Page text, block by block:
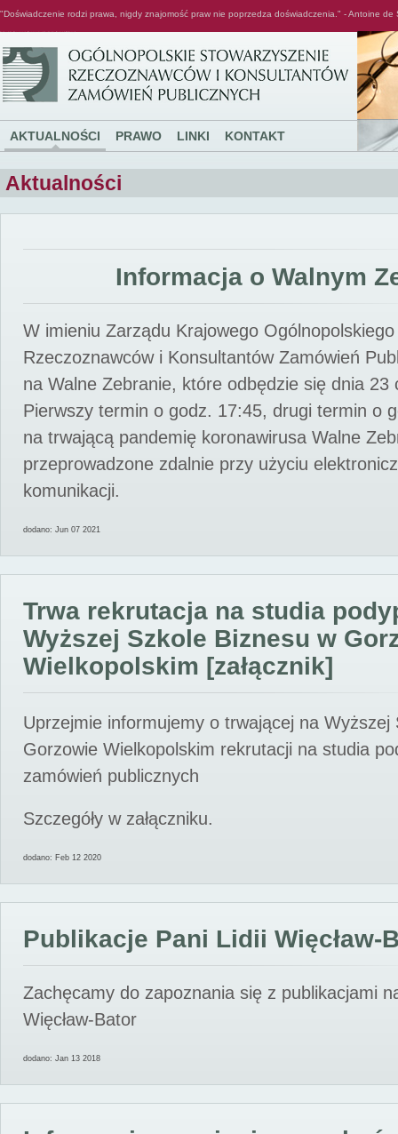
"Doświadczenie rodzi prawa, nigdy znajomość praw nie poprzedza doświadczenia." - Antoine de
AKTUALNOŚCI PRAWO LINKI KONTAKT
Aktualności
Informacja o Walnym
W imieniu Zarządu Krajowego
Rzeczoznawców i Konsultantów Zamówień
na Walne Zebranie, które odbędzie się dnia 23
Pierwszy termin o godz. 17:45, drugi termin o
na trwającą pandemię koronawirusa Walne
przeprowadzone zdalnie przy użyciu
komunikacji.
dodano: Jun 07 2021
Trwa rekrutacja na studia
Wyższej Szkole Biznesu w
Wielkopolskim [załącznik]
Uprzejmie informujemy o trwającej na Wyższej
Gorzowie Wielkopolskim rekrutacji na studia
zamówień publicznych
Szczegóły w załączniku.
dodano: Feb 12 2020
Publikacje Pani Lidii Więcław-
Zachęcamy do zapoznania się z publikacjami
Więcław-Bator
dodano: Jan 13 2018